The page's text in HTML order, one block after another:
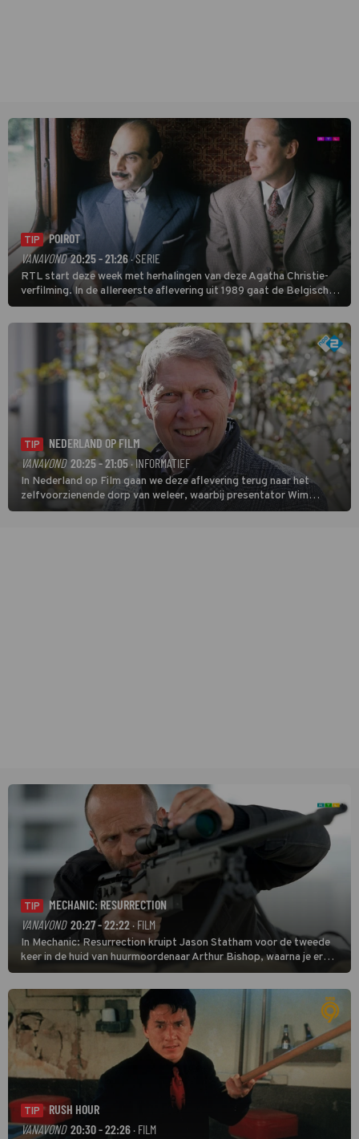
TIP
POIROT
VANAVOND 20:25 - 21:26 · SERIE
RTL start deze week met herhalingen van deze Agatha Christie-
verfilming. In de allereerste aflevering uit 1989 gaat de Belgische
speurder op zoek naar een vermiste kok. Poirot raakt al snel
verwikkeld in een moordzaak. (HH)
TIP
NEDERLAND OP FILM
VANAVOND 20:25 - 21:05· INFORMATIEF
In Nederland op Film gaan we deze aflevering terug naar het
zelfvoorzienende dorp van weleer, waarbij presentator Wim
Daniëls de kijkers meeneemt op reis door de tijd aan de hand van
TIP
MECHANIC: RESURRECTION
VANAVOND 20:27 - 22:22· FILM
In Mechanic: Resurrection kruipt Jason Statham voor de tweede
keer in de huid van huurmoordenaar Arthur Bishop, waarna je er
donder op kunt zeggen dat er van Bishops geplande pensioen niet
veel terechtkomt.
TIP
RUSH HOUR
VANAVOND 20:30 - 22:26 · FILM